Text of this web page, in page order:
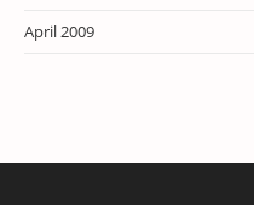
April 2009